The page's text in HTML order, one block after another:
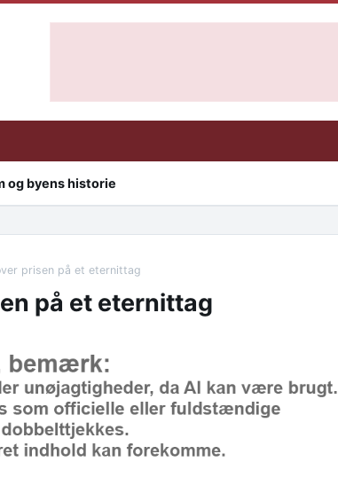
og byens historie
prisen på et eternittag
på et eternittag